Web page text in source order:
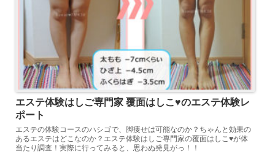
エステ体験はしご専門家 覆面はしこ♥のエステ体験レ
ポート
エステの体験コースのハシゴで、脚痩せは可能なのか？ちゃんと効果の
あるエステはどこなのか？エステ体験はしご専門家の覆面はしこ♥が体
当たり調査！実際に行ってみると、思わぬ発見がっ！！